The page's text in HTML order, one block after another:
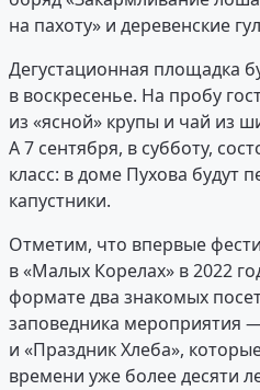
на пахоту» и деревенские
Дегустационная площадка
в воскресенье. На пробу
из «ясной» крупы и чай из
А 7 сентября, в субботу,
класс: в доме Пухова будут
капустники.
Отметим, что впервые
в «Малых Корелах» в 2022
формате два знакомых
заповедника мероприятия
и «Праздник Хлеба»,
времени уже более десяти